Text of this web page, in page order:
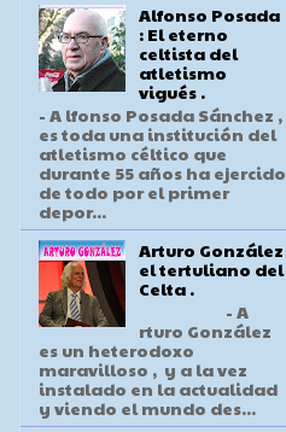
Alfonso Posada
: El eterno
celtista del
atletismo
vigués .
- A lfonso Posada Sánchez ,
es toda una institución del
atletismo céltico que
durante 55 años ha ejercido
de todo por el primer
depor...
Arturo González
el tertuliano del
Celta .
- A
rturo González
es un heterodoxo
maravilloso , y a la vez
instalado en la actualidad
y viendo el mundo des...